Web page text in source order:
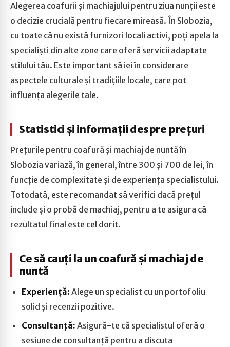
Alegerea coafurii și machiajului pentru ziua nunții este
o decizie crucială pentru fiecare mireasă. În Slobozia,
cu toate că nu există furnizori locali activi, poți apela la
specialiști din alte zone care oferă servicii adaptate
stilului tău. Este important să iei în considerare
aspectele culturale și tradițiile locale, care pot
influența alegerile tale.
Statistici și informații despre prețuri
Prețurile pentru coafură și machiaj de nuntă în
Slobozia variază, în general, între 300 și 700 de lei, în
funcție de complexitate și de experiența specialistului.
Totodată, este recomandat să verifici dacă prețul
include și o probă de machiaj, pentru a te asigura că
rezultatul final este cel dorit.
Ce să cauți la un coafură și machiaj de
nuntă
Experiență: Alege un specialist cu un portofoliu
solid și recenzii pozitive.
Consultanță: Asigură-te că specialistul oferă o
sesiune de consultanță pentru a discuta